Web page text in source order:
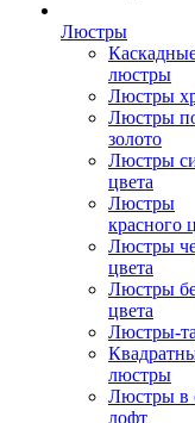
Люстры
люстры
Люстры
Люстры
золото
Люстры
цвета
Люстры
красного
Люстры
цвета
Люстры
цвета
Люстры-
люстры
Люстры в
лофт